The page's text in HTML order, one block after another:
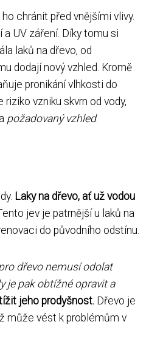
chránit před vnějšími vlivy.
a UV záření. Díky tomu si
laků na dřevo, od
dodají nový vzhled. Kromě
pronikání vlhkosti do
vzniku skvrn od vody,
požadovaný vzhled.
Laky na dřevo, ať už vodou
jev je patrnější u laků na
do původního odstínu.
dřevo nemusí odolat
je pak obtížné opravit a
jeho prodyšnost. Dřevo je
může vést k problémům v